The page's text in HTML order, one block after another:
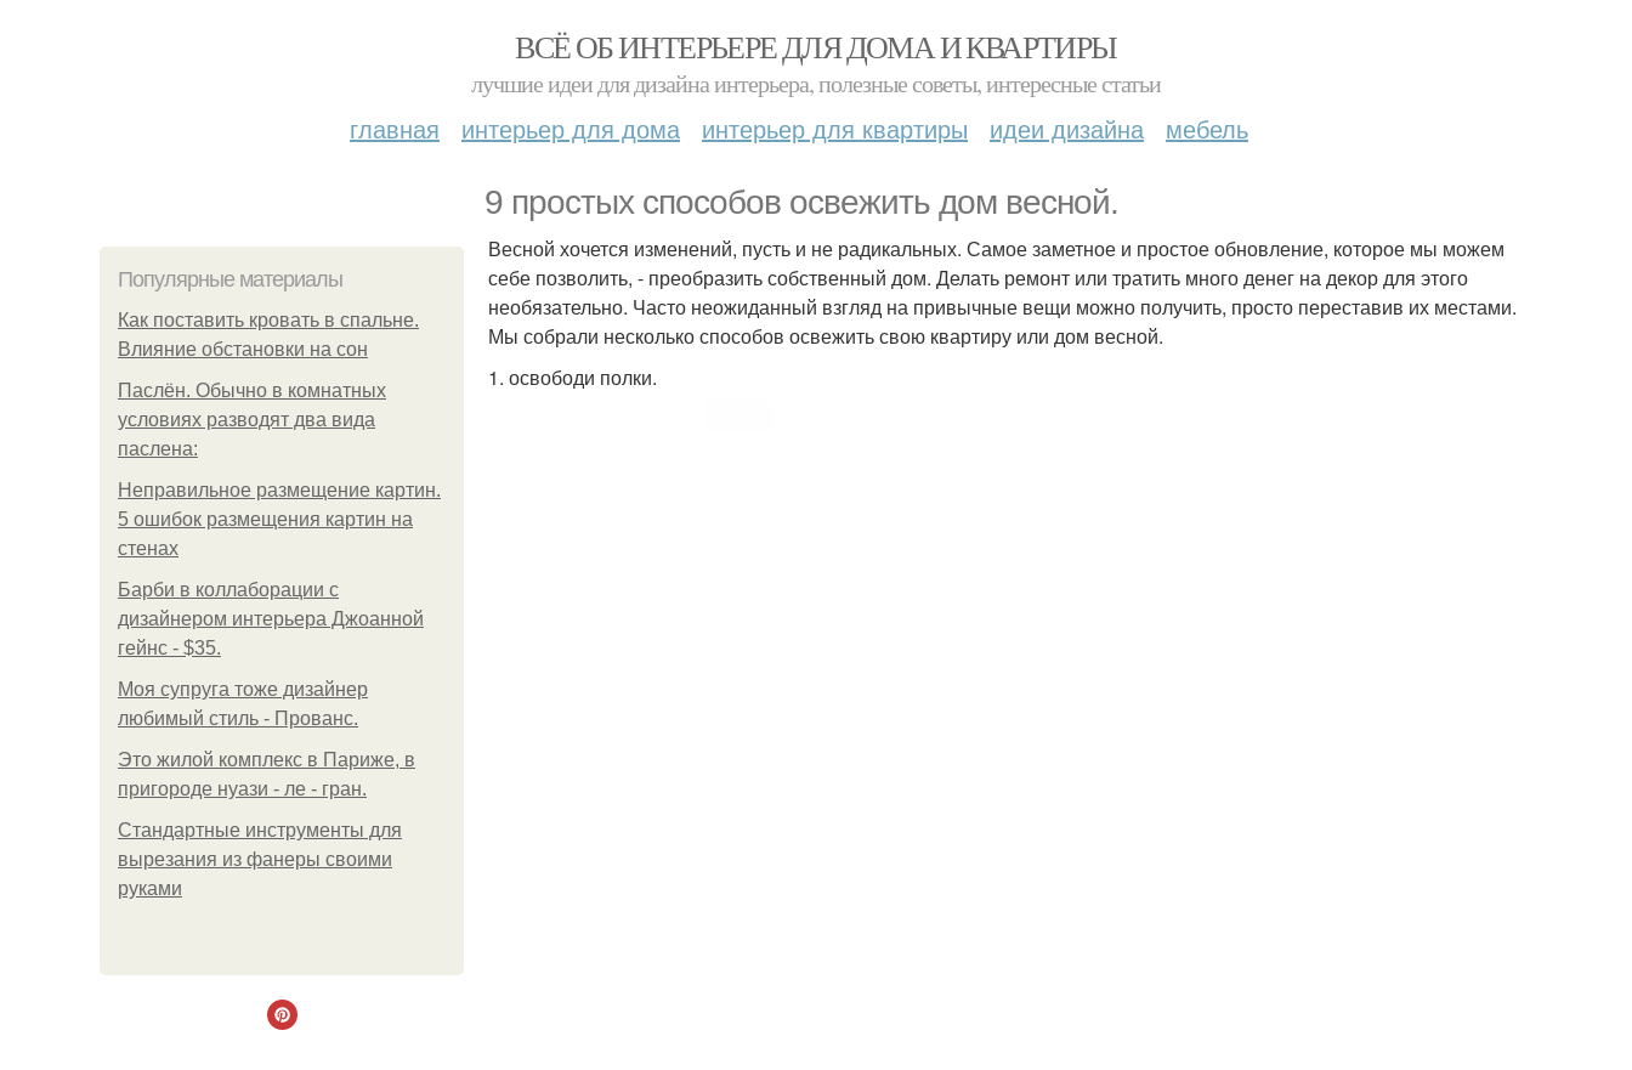
ВСЁ ОБ ИНТЕРЬЕРЕ ДЛЯ ДОМА И КВАРТИРЫ
лучшие идеи для дизайна интерьера, полезные советы, интересные статьи
главная интерьер для дома интерьер для квартиры идеи дизайна мебель
9 простых способов освежить дом весной.
Популярные материалы
Как поставить кровать в спальне.
Влияние обстановки на сон
Паслён. Обычно в комнатных
условиях разводят два вида
паслена:
Неправильное размещение картин.
5 ошибок размещения картин на
стенах
Барби в коллаборации с
дизайнером интерьера Джоанной
гейнс - $35.
Моя супруга тоже дизайнер
любимый стиль - Прованс.
Это жилой комплекс в Париже, в
пригороде нуази - ле - гран.
Стандартные инструменты для
вырезания из фанеры своими
руками
Весной хочется изменений, пусть и не радикальных. Самое заметное и простое обновление, которое мы можем
себе позволить, - преобразить собственный дом. Делать ремонт или тратить много денег на декор для этого
необязательно. Часто неожиданный взгляд на привычные вещи можно получить, просто переставив их местами.
Мы собрали несколько способов освежить свою квартиру или дом весной.
1. освободи полки.